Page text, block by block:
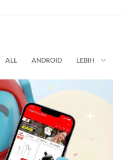
ALL ANDROID LEBIH